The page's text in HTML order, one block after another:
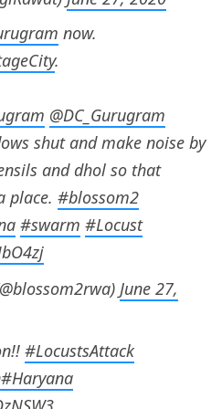
now.
.
@DC_Gurugram
shut and make noise by
and dhol so that
place. #blossom2
#swarm #Locust
June 27,
#LocustsAttack
#Haryana